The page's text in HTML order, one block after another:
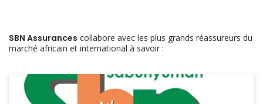
SBN Assurances collabore avec les plus grands réassureurs du
marché africain et international à savoir :